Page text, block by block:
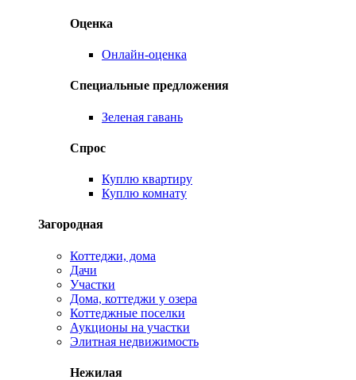
Оценка
Онлайн-оценка
Специальные предложения
Зеленая гавань
Спрос
Куплю квартиру
Куплю комнату
Загородная
Коттеджи, дома
Дачи
Участки
Дома, коттеджи у озера
Коттеджные поселки
Аукционы на участки
Элитная недвижимость
Нежилая